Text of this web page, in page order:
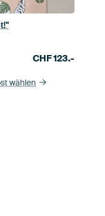
CHF123.-
wählen